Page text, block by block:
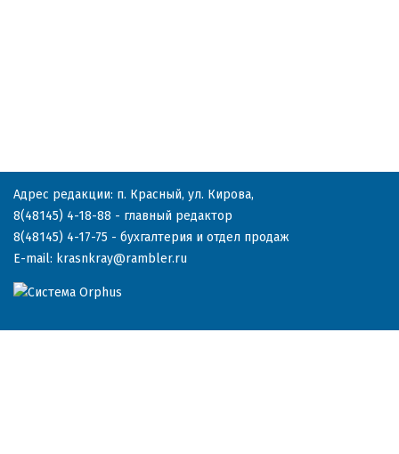
Адрес редакции: п. Красный, ул. Кирова,
8(48145) 4-18-88 - главный редактор
8(48145) 4-17-75 - бухгалтерия и отдел продаж
E-mail: krasnkray@rambler.ru